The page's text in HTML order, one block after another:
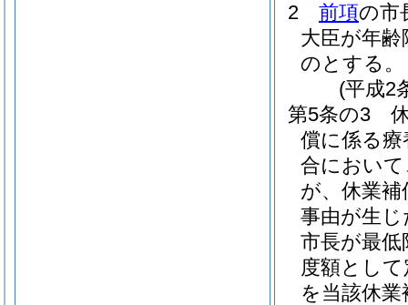
2
前項の市
大臣が年
のとする。
(平成2
第5条の3
償に係る
合におい
が、休業
事由が生
市長が最
度額とし
を当該休